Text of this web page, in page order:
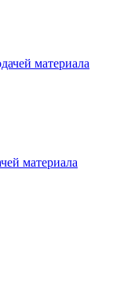
материала
материала